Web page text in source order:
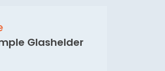
Glashelder